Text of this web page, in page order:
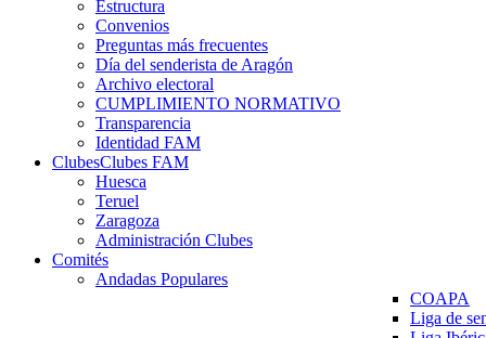
Estructura
Convenios
Preguntas más frecuentes
Día del senderista de Aragón
Archivo electoral
CUMPLIMIENTO NORMATIVO
Transparencia
Identidad FAM
ClubesClubes FAM
Huesca
Teruel
Zaragoza
Administración Clubes
Comités
Andadas Populares
COAPA
Liga de